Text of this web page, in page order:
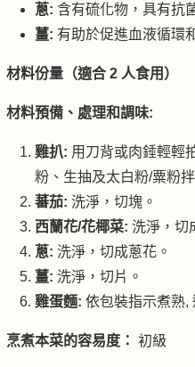
蔥: 含有硫化物，具有抗
薑: 有助於促進血液循環
材料份量（適合 2 人食用）
材料預備、處理和調味:
雞扒: 用刀背或肉錘輕輕
粉、生抽及太白粉/粟粉
蕃茄: 洗淨，切塊。
西蘭花/花椰菜: 洗淨，切
蔥: 洗淨，切成蔥花。
薑: 洗淨，切片。
雞蛋麵: 依包裝指示煮熟,
烹煮本菜的容易度： 初級